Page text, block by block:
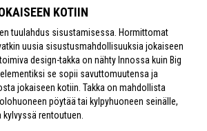
KOTIIN
tuulahdus sisustamisessa. Hormittomat
uusia sisustusmahdollisuuksia jokaiseen
design-takka on nähty Innossa kuin Big
se sopii savuttomuutensa ja
jokaiseen kotiin. Takka on mahdollista
pöytää tai kylpyhuoneen seinälle,
rentoutuen.